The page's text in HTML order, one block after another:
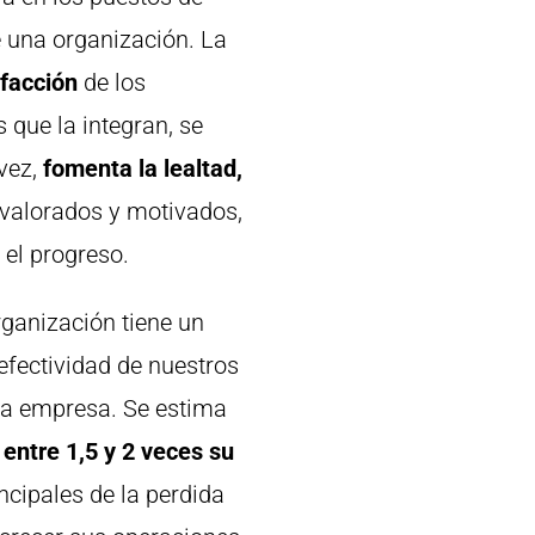
organización. La
de los
que la integran, se
fomenta la lealtad,
y motivados,
progreso.
tiene un
de nuestros
empresa. Se estima
1,5 y 2 veces su
de la perdida